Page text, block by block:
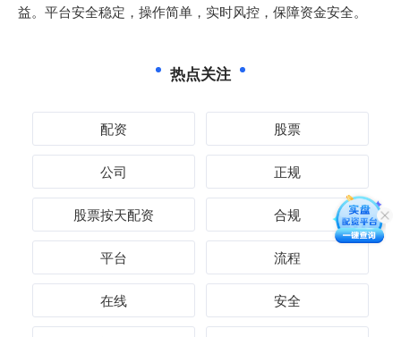
益。平台安全稳定，操作简单，实时风控，保障资金安全。
热点关注
配资 股票
公司 正规
股票按天配资 合规
平台 流程
在线 安全